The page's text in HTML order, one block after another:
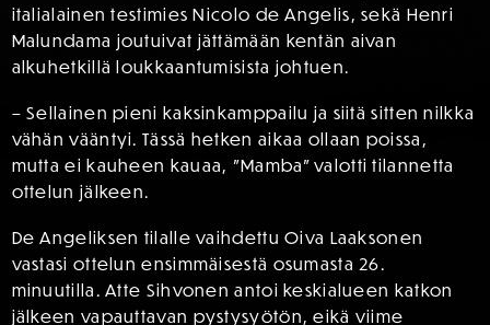
italialainen testimies Nicolo de Angelis, sekä Henri
Malundama joutuivat jättämään kentän aivan
alkuhetkillä loukkaantumisista johtuen.
– Sellainen pieni kaksinkamppailu ja siitä sitten nilkka
vähän vääntyi. Tässä hetken aikaa ollaan poissa,
mutta ei kauheen kauaa, ”Mamba” valotti tilannetta
ottelun jälkeen.
De Angeliksen tilalle vaihdettu Oiva Laaksonen
vastasi ottelun ensimmäisestä osumasta 26.
minuutilla. Atte Sihvonen antoi keskialueen katkon
jälkeen vapauttavan pystysyötön, eikä viime